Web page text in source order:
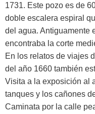
1731. Este pozo es de
doble escalera espiral
del agua. Antiguamente
encontraba la corte
En los relatos de viajes
del año 1660 también
Visita a la exposición al
tanques y los cañones
Caminata por la calle